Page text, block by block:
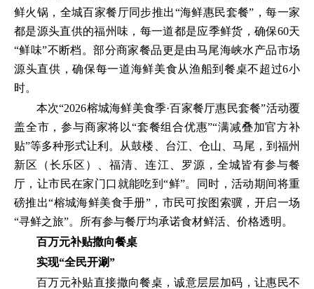
鲜火锅，全城百家餐厅同步推出“海鲜惠民套餐”，每一家
都是源头直供的福州味，每一道都是应季鲜货，确保60天
“鲜味”不断档。部分商家餐品更是由马尾海峡水产品市场
源头直供，确保每一道海鲜美食从渔船到餐桌不超过6小
时。
本次“2026榕城海鲜美食季·百家餐厅惠民套餐”活动覆
盖全市，参与商家将以“套餐组合优惠”“满减叠加官方补
贴”等多种形式让利。从鼓楼、台江、仓山、马尾，到福州
新区（长乐区）、福清、连江、罗源，全城皆有参与餐
厅，让市民在家门口就能吃到“鲜”。同时，活动期间将重
磅推出“榕城海鲜美食手册”，市民可按图索骥，开启一场
“寻鲜之旅”。所有参与餐厅均承诺食材鲜活、价格透明。
百万元补贴撒向餐桌
实现“全民开涮”
百万元补贴直接撒向餐桌，诚意层层加码，让惠民不